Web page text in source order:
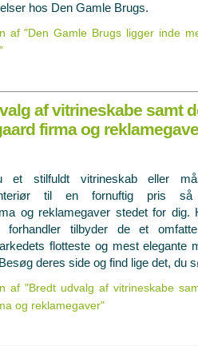
hos Den Gamle Brugs.
af "Den Gamle Brugs ligger inde
af vitrineskabe samt
firma og
et stilfuldt vitrineskab eller
til en fornuftig pris
og reklamegaver stedet for dig.
forhandler tilbyder de et
flotteste og mest elegante
deres side og find lige det, du
af "Bredt udvalg af vitrineskabe
og reklamegaver"